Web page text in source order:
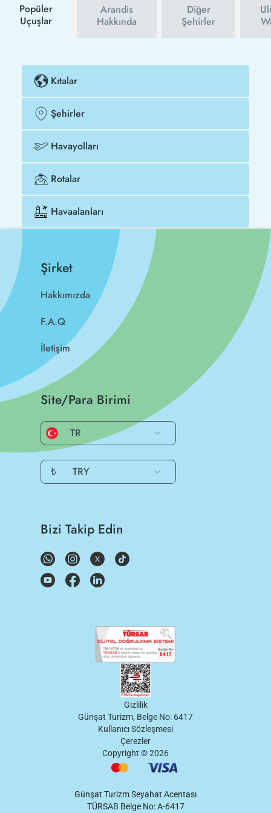
Popüler
Uçuşlar
Arandis
Hakkında
Diğer
Şehirler
Kıtalar
Şehirler
Havayolları
Rotalar
Havaalanları
Şirket
Hakkımızda
F.A.Q
İletişim
Site/Para Birimi
TR
₺ TRY
Bizi Takip Edin
Gizlilik
Günşat Turizm, Belge No: 6417
Kullanıcı Sözleşmesi
Çerezler
Copyright ©2026
Günşat Turizm Seyahat Acentası
TÜRSAB Belge No: A-6417